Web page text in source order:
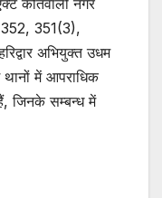
351(3),
अभियुक्त उधम
में आपराधिक
जिनके सम्बन्ध में